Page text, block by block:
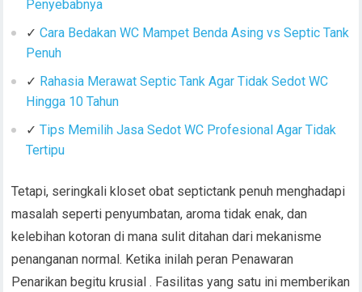
Penyebabnya
✓ Cara Bedakan WC Mampet Benda Asing vs Septic Tank
Penuh
✓ Rahasia Merawat Septic Tank Agar Tidak Sedot WC
Hingga 10 Tahun
✓ Tips Memilih Jasa Sedot WC Profesional Agar Tidak
Tertipu
Tetapi, seringkali kloset obat septictank penuh menghadapi
masalah seperti penyumbatan, aroma tidak enak, dan
kelebihan kotoran di mana sulit ditahan dari mekanisme
penanganan normal. Ketika inilah peran Penawaran
Penarikan begitu krusial . Fasilitas yang satu ini memberikan